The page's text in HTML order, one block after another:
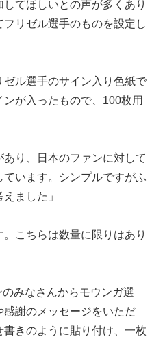
てほしいとの声が多くあり
リゼル選手のものを設定し
ル選手のサイン入り色紙で
が入ったもので、100枚用
あり、日本のファンに対して
います。シンプルですがふ
ました」
こちらは数量に限りはあり
みなさんからモウンガ選
謝のメッセージをいただ
きのように貼り付け、一枚